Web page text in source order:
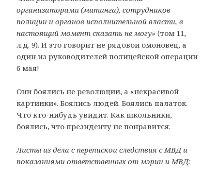
организаторами (митинга), сотрудников
полиции и органов исполнительной власти, в
настоящий момент сказать не могу» (том 11,
л.д. 9). И это говорит не рядовой омоновец, а
один из руководителей полицейской операции
6 мая!
Они боялись не революции, а «некрасивой
картинки». Боялись людей. Боялись палаток.
Что кто-нибудь увидит. Как школьники,
боялись, что президенту не понравится.
Листы из дела с перепиской следствия с МВД и
показаниями ответственных от мэрии и МВД: